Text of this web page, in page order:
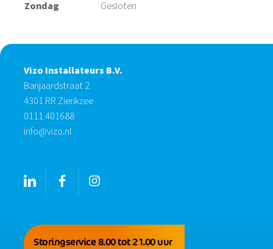
Zondag
Gesloten
Vizo Installateurs B.V.
Banjaardstraat 2
4301 RR Zierikzee
0111 401688
info@vizo.nl
Storingservice 8.00 tot 21.00 uur